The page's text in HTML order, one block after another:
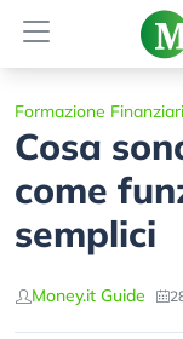
Formazione
Cosa
come
semplici
Money.it Guide